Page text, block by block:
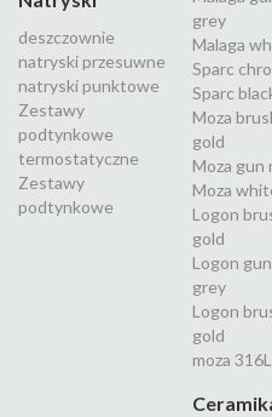
deszczownie
natryski przesuwne
natryski punktowe
Zestawy
podtynkowe
termostatyczne
Zestawy
podtynkowe
grey
Malaga
Sparc
Sparc
Moza
gold
Moza gun
Moza
Logon
gold
Logon
grey
Logon
gold
moza 316L